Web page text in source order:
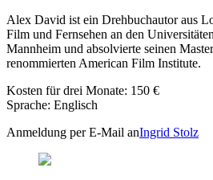
Alex David ist ein Drehbuchautor aus
Film und Fernsehen an den
Mannheim und absolvierte seinen
renommierten American Film Institute.
Kosten für drei Monate: 150 €
Sprache: Englisch
Anmeldung per E-Mail anIngrid Stolz